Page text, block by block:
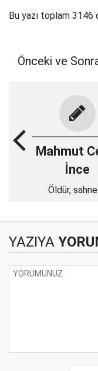
Bu yazı toplam
Önceki ve
Mahmut
İnce
Öldür,
YAZIYA